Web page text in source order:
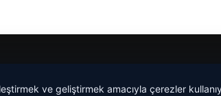
ve geliştirmek amacıyla çerezler